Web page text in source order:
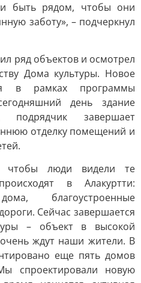
быть рядом, чтобы они
заботу», – подчеркнул
ряд объектов и осмотрел
Дома культуры. Новое
в рамках программы
день здание
подрядчик завершает
отделку помещений и
чтобы люди видели те
в Алакуртти:
благоустроенные
Сейчас завершается
– объект в высокой
очень ждут наши жители. В
еще пять домов
спроектировали новую